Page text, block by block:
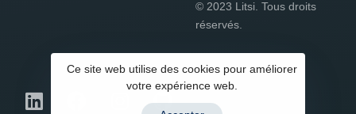
© 2023 Litsi. Tous droits
réservés.
Ce site web utilise des cookies pour améliorer
votre expérience web.